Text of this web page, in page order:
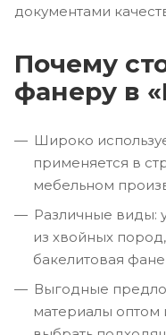
документами
Почему
фанеру в
Широко
применяется в
мебельном
Различные виды:
из хвойных
бакелитовая
Выгодные
материалы оптом